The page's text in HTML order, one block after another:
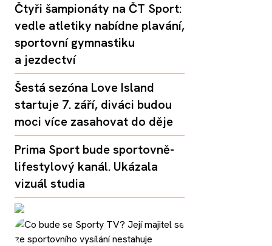
Čtyři šampionáty na ČT Sport:
vedle atletiky nabídne plavání,
sportovní gymnastiku
a jezdectví
Šestá sezóna Love Island
startuje 7. září, diváci budou
moci více zasahovat do děje
Prima Sport bude sportovně-
lifestylový kanál. Ukázala
vizuál studia